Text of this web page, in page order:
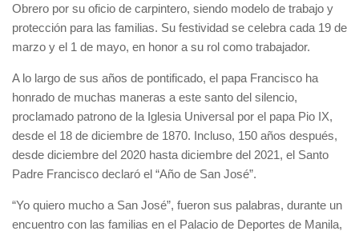
Obrero por su oficio de carpintero, siendo modelo de trabajo y
protección para las familias. Su festividad se celebra cada 19 de
marzo y el 1 de mayo, en honor a su rol como trabajador.
A lo largo de sus años de pontificado, el papa Francisco ha
honrado de muchas maneras a este santo del silencio,
proclamado patrono de la Iglesia Universal por el papa Pio IX,
desde el 18 de diciembre de 1870. Incluso, 150 años después,
desde diciembre del 2020 hasta diciembre del 2021, el Santo
Padre Francisco declaró el “Año de San José”.
“Yo quiero mucho a San José”, fueron sus palabras, durante un
encuentro con las familias en el Palacio de Deportes de Manila,